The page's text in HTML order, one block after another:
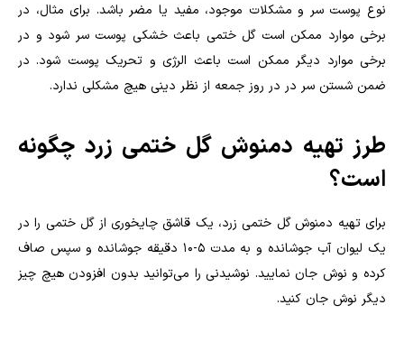
نوع پوست سر و مشکلات موجود، مفید یا مضر باشد. برای مثال، در
برخی موارد ممکن است گل ختمی باعث خشکی پوست سر شود و در
برخی موارد دیگر ممکن است باعث الرژی و تحریک پوست شود. در
ضمن شستن سر در در روز جمعه از نظر دینی هیچ مشکلی ندارد.
طرز تهیه دمنوش گل ختمی زرد چگونه
است؟
برای تهیه دمنوش گل ختمی زرد، یک قاشق چایخوری از گل ختمی را در
یک لیوان آب جوشانده و به مدت 5-10 دقیقه جوشانده و سپس صاف
کرده و نوش جان نمایید. نوشیدنی را می‌توانید بدون افزودن هیچ چیز
دیگر نوش جان کنید.